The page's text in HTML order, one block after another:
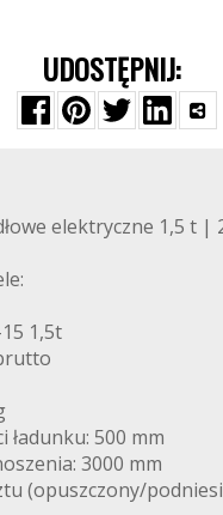
UDOSTĘPNIJ:
elektryczne 1,5 t |
1,5t
ładunku: 500 mm
3000 mm
(opuszczony/